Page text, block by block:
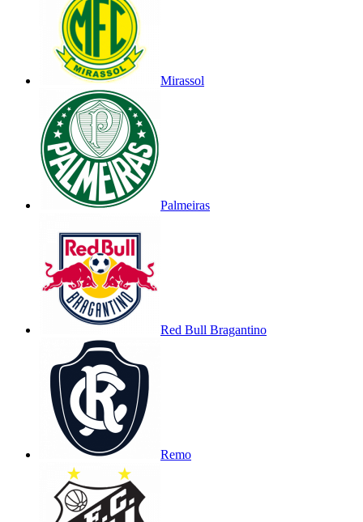
Mirassol
Palmeiras
Red Bull Bragantino
Remo